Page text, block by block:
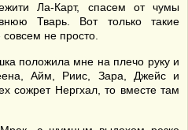
Ла-Карт, спасем от чумы
Тварь. Вот только такие
не просто.
положила мне на плечо руку и
Айм, Риис, Зара, Джейс и
сожрет Нергхал, то вместе там